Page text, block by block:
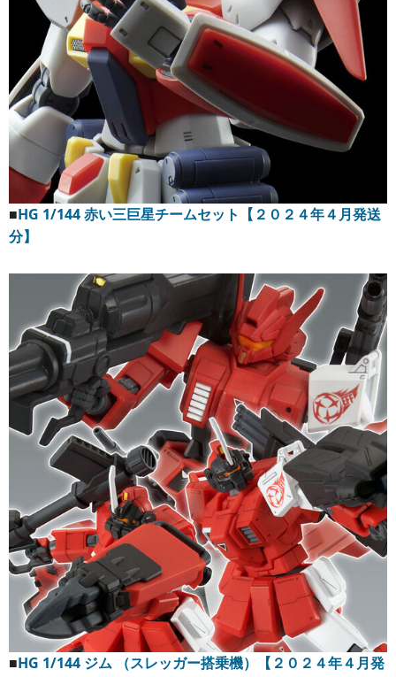
■HG 1/144 赤い三巨星チームセット【２０２４年４月発送
分】
■HG 1/144 ジム （スレッガー搭乗機）【２０２４年４月発